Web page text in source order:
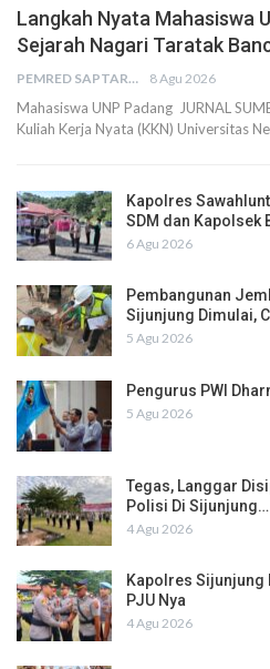
Langkah Nyata Mahasiswa
Sejarah Nagari Taratak
PEMRED SAPTARIUS 8 Agu 2026
Mahasiswa UNP Padang JURNAL
Kuliah Kerja Nyata (KKN) Universitas
Kapolres
SDM dan Kapolsek
6 Agu 2026
Pembangunan
Sijunjung Dimulai,
5 Agu 2026
Pengurus PWI
5 Agu 2026
Tegas, Langgar
Polisi Di Sijunjung…
4 Agu 2026
Kapolres Sijunjung
PJU Nya
4 Agu 2026